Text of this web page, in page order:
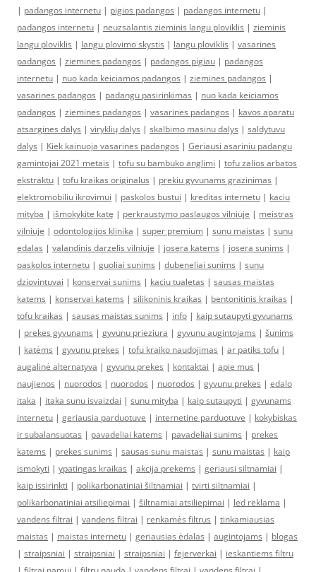
| padangos internetu | pigios padangos | padangos internetu |
padangos internetu | neuzsalantis zieminis langu ploviklis | zieminis
langu ploviklis | langu plovimo skystis | langu ploviklis | vasarines
padangos | ziemines padangos | padangos pigiau | padangos
internetu | nuo kada keiciamos padangos | ziemines padangos |
vasarines padangos | padangu pasirinkimas | nuo kada keiciamos
padangos | ziemines padangos | vasarines padangos | kavos aparatu
atsargines dalys | viryklių dalys | skalbimo masinu dalys | saldytuvu
dalys | Kiek kainuoja vasarines padangos | Geriausi asariniu padangu
gamintojai 2021 metais | tofu su bambuko anglimi | tofu zalios arbatos
ekstraktu | tofu kraikas originalus | prekiu gyvunams grazinimas |
elektromobiliu ikrovimui | paskolos bustui | kreditas internetu | kaciu
mityba | išmokykite katę | perkraustymo paslaugos vilniuje | meistras
vilniuje | odontologijos klinika | super premium | sunu maistas | sunu
edalas | valandinis darzelis vilniuje | josera katems | josera sunims |
paskolos internetu | guoliai sunims | dubeneliai sunims | sunu
dziovintuvai | konservai sunims | kaciu tualetas | sausas maistas
katems | konservai katems | silikoninis kraikas | bentonitinis kraikas |
tofu kraikas | sausas maistas sunims | info | kaip sutaupyti gyvunams
| prekes gyvunams | gyvunu prieziura | gyvunu augintojams | šunims
| katėms | gyvunu prekes | tofu kraiko naudojimas | ar patiks tofu |
augalinė alternatyva | gyvunu prekes | kontaktai | apie mus |
naujienos | nuorodos | nuorodos | nuorodos | gyvunu prekes | edalo
itaka | itaka sunu isvaizdai | sunu mityba | kaip sutaupyti | gyvunams
internetu | geriausia parduotuve | internetine parduotuve | kokybiskas
ir subalansuotas | pavadeliai katems | pavadeliai sunims | prekes
katems | prekes sunims | sausas sunu maistas | sunu maistas | kaip
ismokyti | ypatingas kraikas | akcija prekems | geriausi siltnamiai |
kaip issirinkti | polikarbonatiniai šiltnamiai | tvirti siltnamiai |
polikarbonatiniai atsiliepimai | šiltnamiai atsiliepimai | led reklama |
vandens filtrai | vandens filtrai | renkamės filtrus | tinkamiausias
maistas | maistas internetu | geriausias ėdalas | augintojams | blogas
| straipsniai | straipsniai | straipsniai | fejerverkai | ieskantiems filtru